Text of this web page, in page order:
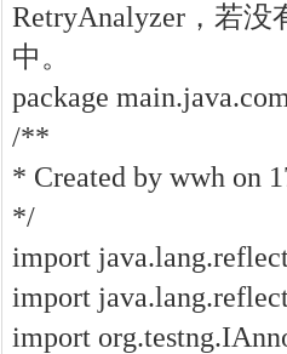
RetryAnalyzer，若没
中。
package
/**
* Created by wwh on
*/
import
import
import